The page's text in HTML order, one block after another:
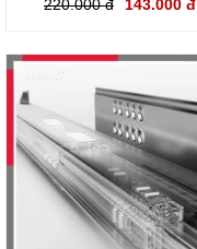
220.000 đ 143.000 đ